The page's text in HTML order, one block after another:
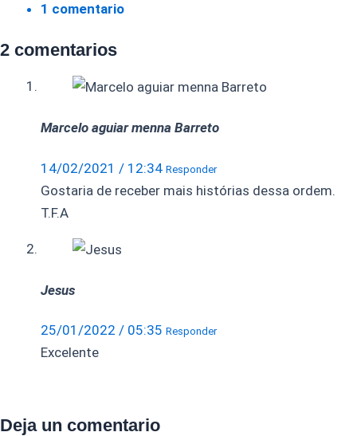
1 comentario
2 comentarios
Marcelo aguiar menna Barreto
14/02/2021 / 12:34 Responder
Gostaria de receber mais histórias dessa ordem.
T.F.A
Jesus
25/01/2022 / 05:35 Responder
Excelente
Deja un comentario